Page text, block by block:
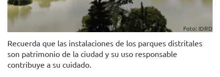
Foto: IDRD
Recuerda que las instalaciones de los parques distritales
son patrimonio de la ciudad y su uso responsable
contribuye a su cuidado.